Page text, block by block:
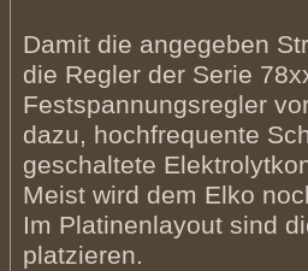
Damit die angegeben
die Regler der Serie
Festspannungsregler
dazu, hochfrequente
geschaltete
Meist wird dem Elko
Im Platinenlayout sind
platzieren.